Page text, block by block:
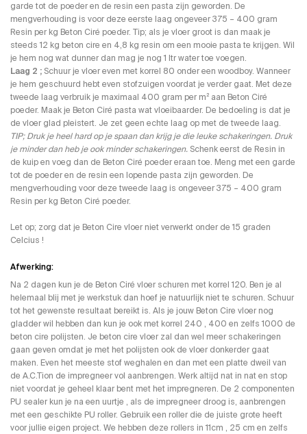
garde tot de poeder en de resin een pasta zijn geworden. De
mengverhouding is voor deze eerste laag ongeveer 375 – 400 gram
Resin per kg Beton Ciré poeder. Tip; als je vloer groot is dan maak je
steeds 12 kg beton cire en 4,8 kg resin om een mooie pasta te krijgen. Wil
je hem nog wat dunner dan mag je nog 1 ltr water toe voegen.
Laag 2 ;Schuur je vloer even met korrel 80 onder een woodboy. Wanneer
je hem geschuurd hebt even stofzuigen voordat je verder gaat. Met deze
tweede laag verbruik je maximaal 400 gram per m² aan Beton Ciré
poeder. Maak je Beton Ciré pasta wat vloeibaarder. De bedoeling is dat je
de vloer glad pleistert. Je zet geen echte laag op met de tweede laag.
TIP; Druk je heel hard op je spaan dan krijg je die leuke schakeringen. Druk
je minder dan heb je ook minder schakeringen.Schenk eerst de Resin in
de kuip en voeg dan de Beton Ciré poeder eraan toe. Meng met een garde
tot de poeder en de resin een lopende pasta zijn geworden. De
mengverhouding voor deze tweede laag is ongeveer 375 – 400 gram
Resin per kg Beton Ciré poeder.
Let op; zorg dat je Beton Cire vloer niet verwerkt onder de 15 graden
Celcius !
Afwerking:
Na 2 dagen kun je de Beton Ciré vloer schuren met korrel 120. Ben je al
helemaal blij met je werkstuk dan hoef je natuurlijk niet te schuren. Schuur
tot het gewenste resultaat bereikt is. Als je jouw Beton Cire vloer nog
gladder wil hebben dan kun je ook met korrel 240 , 400 en zelfs 1000 de
beton cire polijsten. Je beton cire vloer zal dan wel meer schakeringen
gaan geven omdat je met het polijsten ook de vloer donkerder gaat
maken. Even het meeste stof weghalen en dan met een platte dweil van
de A.C.Tion de impregneer vol aanbrengen. Werk altijd nat in nat en stop
niet voordat je geheel klaar bent met het impregneren. De 2 componenten
PU sealer kun je na een uurtje , als de impregneer droog is, aanbrengen
met een geschikte PU roller. Gebruik een roller die de juiste grote heeft
voor jullie eigen project. We hebben deze rollers in 11cm , 25 cm en zelfs